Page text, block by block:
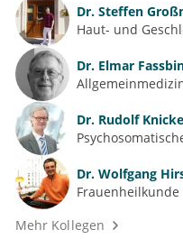
Dr. Steffen
Haut- und
Dr. Elmar
Dr. Rudolf
Dr. Wolfgang
Mehr Kollegen